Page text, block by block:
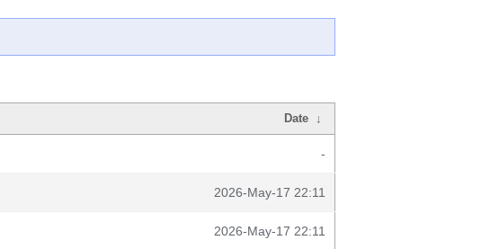
Date ↓
-
2026-May-17 22:11
2026-May-17 22:11